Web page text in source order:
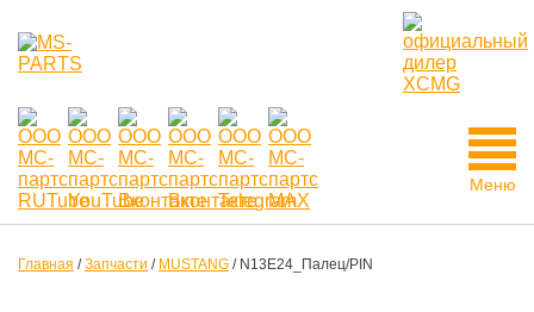
Меню
Главная /Запчасти / MUSTANG / N13E24_Палец/PIN